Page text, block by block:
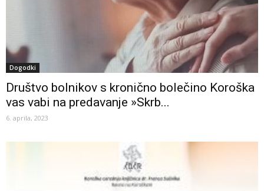
Dogodki
Društvo bolnikov s kronično bolečino Koroška
vas vabi na predavanje »Skrb...
6. aprila, 2023